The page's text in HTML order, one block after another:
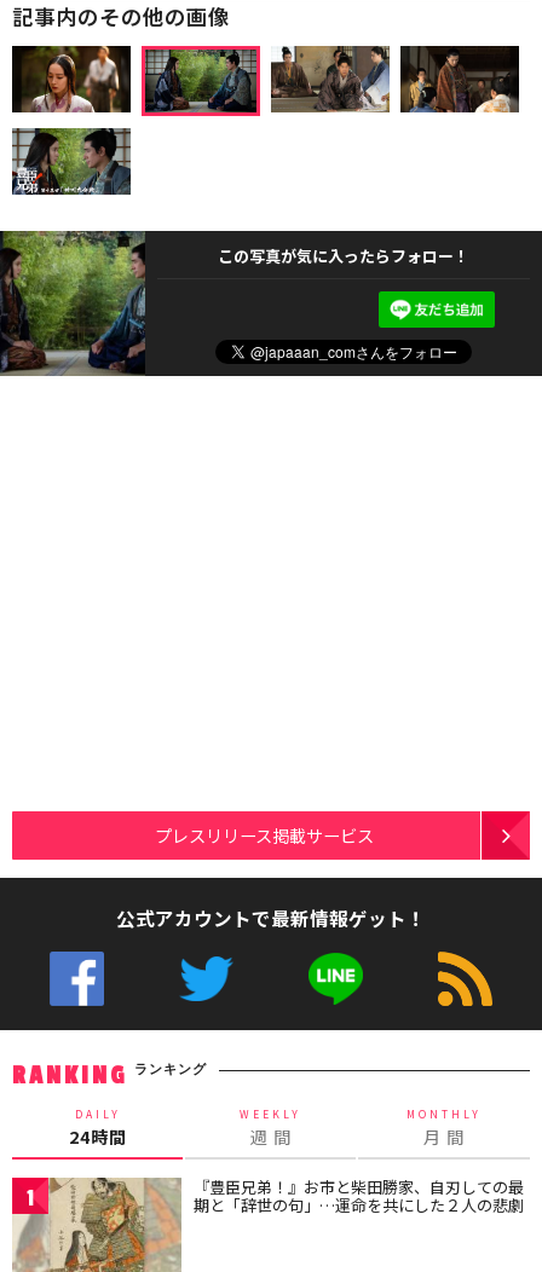
記事内のその他の画像
この写真が気に入ったらフォロー！
プレスリリース掲載サービス
公式アカウントで最新情報ゲット！
RANKING ランキング
DAILY
24時間
WEEKLY
週 間
MONTHLY
月 間
1 『豊臣兄弟！』お市と柴田勝家、自刃しての最
期と「辞世の句」…運命を共にした２人の悲劇